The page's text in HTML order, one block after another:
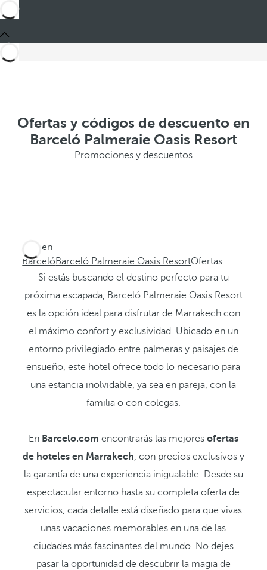
Ofertas y códigos de descuento en
Barceló Palmeraie Oasis Resort
Promociones y descuentos
Está en
BarcelóBarceló Palmeraie Oasis ResortOfertas
Si estás buscando el destino perfecto para tu
próxima escapada, Barceló Palmeraie Oasis Resort
es la opción ideal para disfrutar de Marrakech con
el máximo confort y exclusividad. Ubicado en un
entorno privilegiado entre palmeras y paisajes de
ensueño, este hotel ofrece todo lo necesario para
una estancia inolvidable, ya sea en pareja, con la
familia o con colegas.
En Barcelo.com encontrarás las mejores ofertas
de hoteles en Marrakech, con precios exclusivos y
la garantía de una experiencia inigualable. Desde su
espectacular entorno hasta su completa oferta de
servicios, cada detalle está diseñado para que vivas
unas vacaciones memorables en una de las
ciudades más fascinantes del mundo. No dejes
pasar la oportunidad de descubrir la magia de